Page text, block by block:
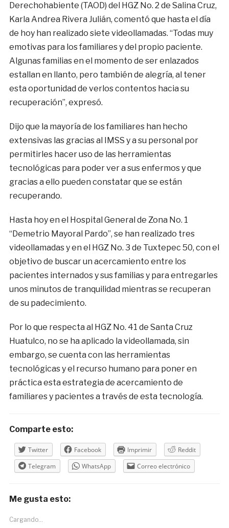
Derechohabiente (TAOD) del HGZ No. 2 de Salina Cruz,
Karla Andrea Rivera Julián, comentó que hasta el día
de hoy han realizado siete videollamadas. “Todas muy
emotivas para los familiares y del propio paciente.
Algunas familias en el momento de ser enlazados
estallan en llanto, pero también de alegría, al tener
esta oportunidad de verlos contentos hacia su
recuperación”, expresó.
Dijo que la mayoría de los familiares han hecho
extensivas las gracias al IMSS y a su personal por
permitirles hacer uso de las herramientas
tecnológicas para poder ver a sus enfermos y que
gracias a ello pueden constatar que se están
recuperando.
Hasta hoy en el Hospital General de Zona No. 1
“Demetrio Mayoral Pardo”, se han realizado tres
videollamadas y en el HGZ No. 3 de Tuxtepec 50, con el
objetivo de buscar un acercamiento entre los
pacientes internados y sus familias y para entregarles
unos minutos de tranquilidad mientras se recuperan
de su padecimiento.
Por lo que respecta al HGZ No. 41 de Santa Cruz
Huatulco, no se ha aplicado la videollamada, sin
embargo, se cuenta con las herramientas
tecnológicas y el recurso humano para poner en
práctica esta estrategia de acercamiento de
familiares y pacientes a través de esta tecnología.
Comparte esto:
Twitter Facebook Imprimir
Reddit
Telegram
WhatsApp Correo electrónico
Me gusta esto:
Cargando...